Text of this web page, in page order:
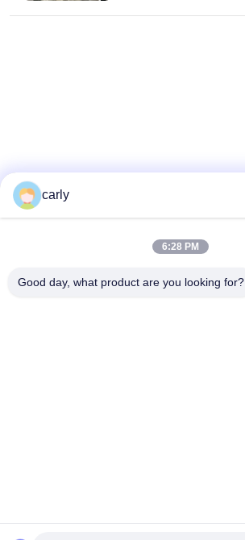
carly
6:28 PM
Good day, what product are you looking for?